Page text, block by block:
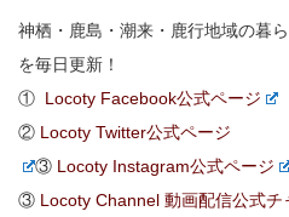
神栖・鹿島・潮来・鹿行地域の暮
を毎日更新！
① Locoty Facebook公式ページ
② Locoty Twitter公式ページ
③ Locoty Instagram公式ページ
③ Locoty Channel 動画配信公式チ